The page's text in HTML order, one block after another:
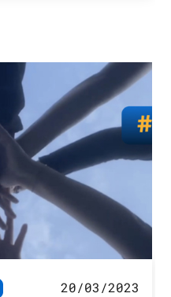
20/03/2023